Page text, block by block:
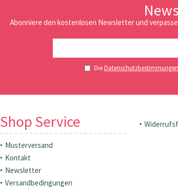
Abonniere den kostenlosen Newsletter und
DieDatenschutzbestimmungen
Shop Service
Musterversand
Kontakt
Newsletter
Versandbedingungen